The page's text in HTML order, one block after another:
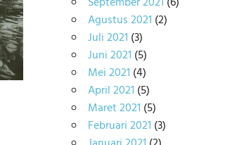
Agustus 2021 (2)
Juli 2021 (3)
Juni 2021 (5)
Mei 2021 (4)
April 2021 (5)
Maret 2021 (5)
Februari 2021 (3)